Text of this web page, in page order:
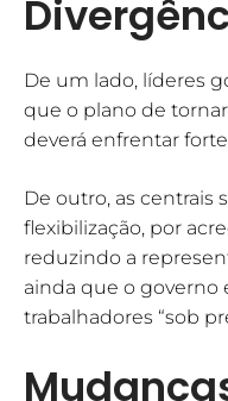
De um lado, líderes
que o plano de
deverá enfrentar
De outro, as centrais
flexibilização, por
reduzindo a
ainda que o governo
trabalhadores “sob